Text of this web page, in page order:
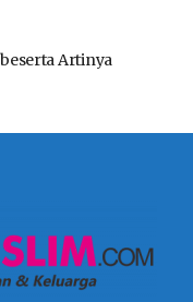
Artinya